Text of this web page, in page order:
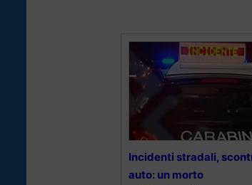
Incidenti stradali,
auto: un morto